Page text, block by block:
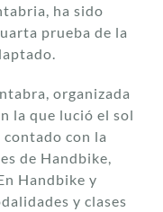
ha sido
prueba de la
organizada
la que lució el sol
con la
de Handbike,
Handbike y
y clases